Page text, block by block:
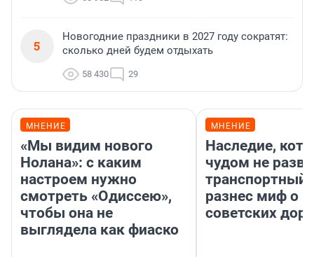
5
Новогодние праздники в 2027 году сократят:
сколько дней будем отдыхать
58 430 29
МНЕНИЕ
«Мы видим нового
Нолана»: с каким
настроем нужно
смотреть «Одиссею»,
чтобы она не
выглядела как фиаско
МНЕНИЕ
Наследие,
чудом не
транспортный
разнес миф о
советских